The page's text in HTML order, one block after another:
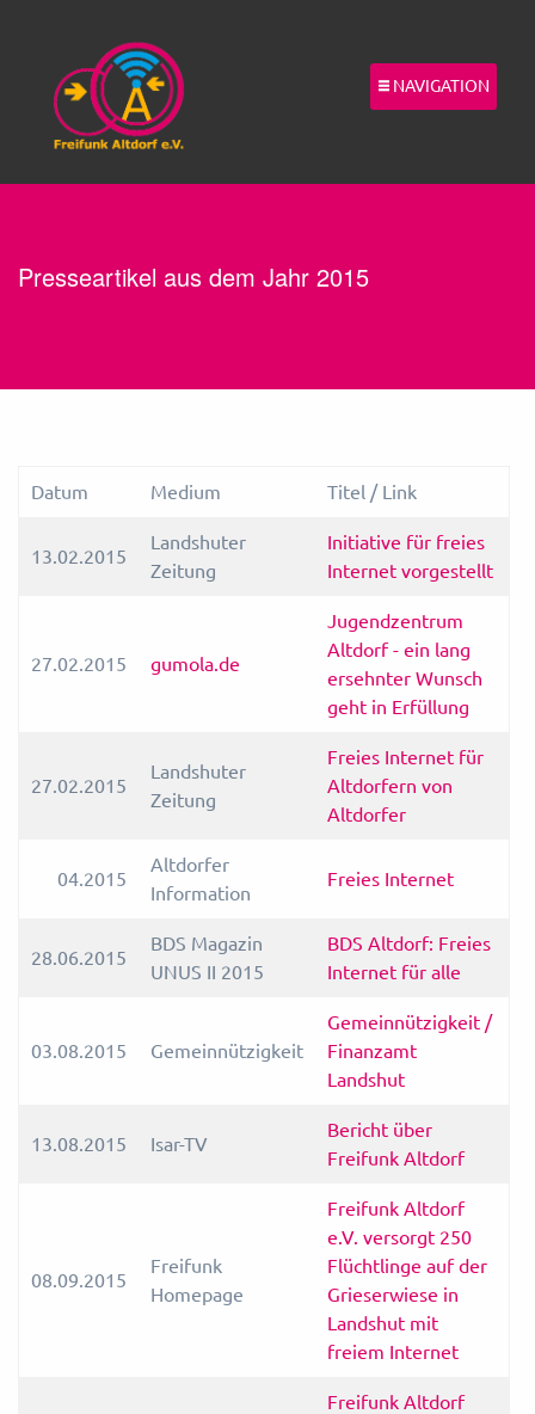
NAVIGATION
Presseartikel aus dem Jahr 2015
Datum Medium Titel / Link
13.02.2015
Landshuter
Zeitung
Initiative für freies
Internet vorgestellt
27.02.2015 gumola.de
Jugendzentrum
Altdorf - ein lang
ersehnter Wunsch
geht in Erfüllung
27.02.2015
Landshuter
Zeitung
Freies Internet für
Altdorfern von
Altdorfer
04.2015
Altdorfer
Information
Freies Internet
28.06.2015
BDS Magazin
UNUS II 2015
BDS Altdorf: Freies
Internet für alle
03.08.2015 Gemeinnützigkeit
Gemeinnützigkeit /
Finanzamt
Landshut
13.08.2015 Isar-TV
Bericht über
Freifunk Altdorf
08.09.2015
Freifunk
Homepage
Freifunk Altdorf
e.V. versorgt 250
Flüchtlinge auf der
Grieserwiese in
Landshut mit
freiem Internet
Freifunk Altdorf